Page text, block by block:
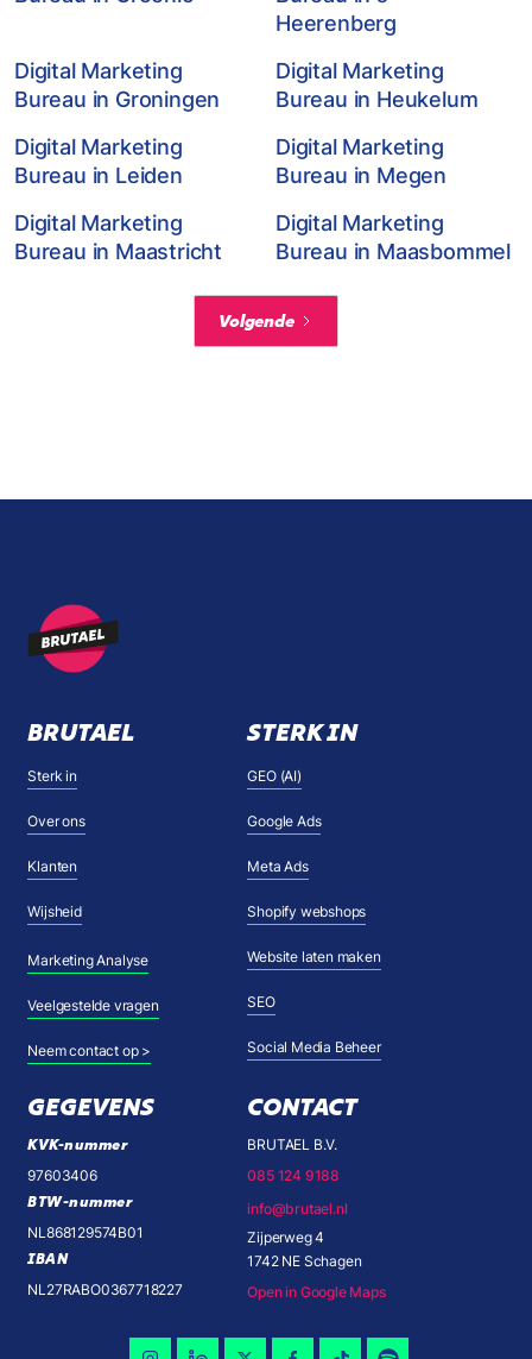
Heerenberg
Digital Marketing
Bureau in Groningen
Digital Marketing
Bureau in Heukelum
Digital Marketing
Bureau in Leiden
Digital Marketing
Bureau in Megen
Digital Marketing
Bureau in Maastricht
Digital Marketing
Bureau in Maasbommel
Volgende
BRUTAEL
Sterk in
Over ons
Klanten
Wijsheid
Marketing Analyse
Veelgestelde vragen
Neem contact op >
STERK IN
GEO (AI)
Google Ads
Meta Ads
Shopify webshops
Website laten maken
SEO
Social Media Beheer
GEGEVENS
KVK-nummer
97603406
BTW-nummer
NL868129574B01
IBAN
NL27RABO0367718227
CONTACT
BRUTAEL B.V.
085 124 9188
info@brutael.nl
Zijperweg 4
1742 NE Schagen
Open in Google Maps